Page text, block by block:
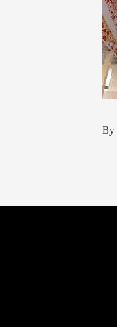
By